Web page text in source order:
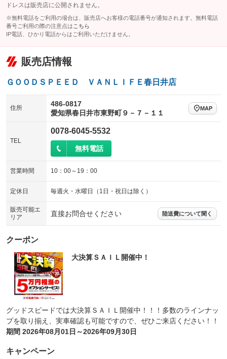
レンタカーアップ
：装備なし
電動格納ミラー
：装備あり
ローダウン
：装備なし
パワーシート
：装備なし
：装備なし ：装備なし
チップアップシート
：装備なし
電動格納サードシート
：装備なし シートヒーター
：装備なし
電動リアゲート
：装備なし フロントカメラ
：装備なし
シートエアコン
：装備なし
サイドカメラ
エアサスペンション
：装備なし
ドレスは販売店に公開されません。
※無料電話をご利用の場合は、販売店へお客様の電話番号が通知されます。無料電話
番号ご利用の際の注意点は こちら
IP電話、ひかり電話からはご利用いただけません。
販売店情報
ＧＯＯＤＳＰＥＥＤ ＶＡＮＬＩＦＥ春日井店
住所
486-0817
愛知県春日井市東野町９－７－１１
MAP
TEL
0078-6045-5532
無料電話
営業時間 10：00～19：00
定休日 毎週火・水曜日（1日・祝日は除く）
販売可能エ
リア
直接お問合せください 陸送費について聞く
クーポン
大決算ＳＡＩＬ開催中！
グッドスピードでは大決算ＳＡＩＬ開催中！！！多数のラインナッ
プを取り揃え、実車確認も可能ですので、ぜひご来店ください！！
期間 2026年08月01日～2026年09月30日
キャンペーン